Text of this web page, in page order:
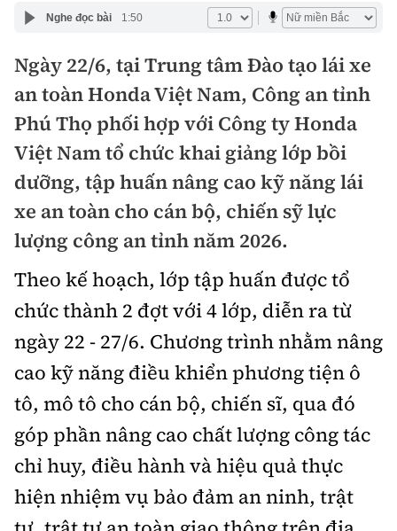
Thời sự
Chính trị
Xã hội
Chuyện dọc đường
Cải chính
Xây dựng
Chỉ đạo điều hành
Quy hoạch kiến trúc
Vật liệu xây dựng
Giám định chất lượng
Quản lý đô thị
Giao thông
Quản lý
Đường bộ
Hàng không
Đăng kiểm
Đường sắt tốc độ cao
Đường thủy
Hàng hải
Đường sắt đô thị
Kinh tế
Thị trường
Chứng khoán
Bảo hiểm
Doanh nghiệp
Pháp luật
Thanh tra
An ninh hình sự
Điều tra
Pháp đình
Hỏi - Đáp
An toàn giao thông
Giao thông 24h
ATGT địa phương
Văn hóa giao thông
Lái xe an toàn
Chung tay vì ATGT
Chất lượng sống
Giáo dục
Y tế
Đời sống
Lao động - Công đoàn
Văn hóa - Giải Trí
Văn hóa
Showbiz
Điện ảnh
Thể thao
Bóng đá
Bình luận
Công nghệ
Nghe đọc bài 1:50
Ngày 22/6, tại Trung tâm Đào tạo lái xe
an toàn Honda Việt Nam, Công an tỉnh
Phú Thọ phối hợp với Công ty Honda
Việt Nam tổ chức khai giảng lớp bồi
dưỡng, tập huấn nâng cao kỹ năng lái
xe an toàn cho cán bộ, chiến sỹ lực
lượng công an tỉnh năm 2026.
Theo kế hoạch, lớp tập huấn được tổ
chức thành 2 đợt với 4 lớp, diễn ra từ
ngày 22 - 27/6. Chương trình nhằm nâng
cao kỹ năng điều khiển phương tiện ô
tô, mô tô cho cán bộ, chiến sĩ, qua đó
góp phần nâng cao chất lượng công tác
chỉ huy, điều hành và hiệu quả thực
hiện nhiệm vụ bảo đảm an ninh, trật